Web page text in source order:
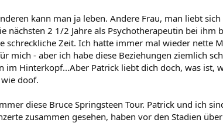
kann man ja leben. Andere Frau, man liebt
nächsten 2 1/2 Jahre als Psychotherapeutin bei ihm
schreckliche Zeit. Ich hatte immer mal wieder nette
mich - aber ich habe diese Beziehungen ziemlich
im Hinterkopf...Aber Patrick liebt dich doch, was ist,
doof.
diese Bruce Springsteen Tour. Patrick und ich
zusammen gesehen, haben vor den Stadien